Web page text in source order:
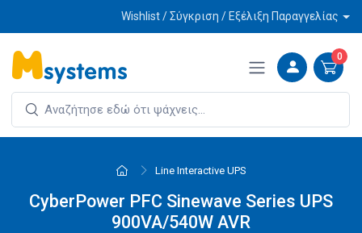
Wishlist / Σύγκριση / Εξέλιξη Παραγγελίας
0
Line Interactive UPS
CyberPower PFC Sinewave Series UPS
900VA/540W AVR